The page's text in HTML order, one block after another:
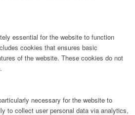
essential for the website to function
cookies that ensures basic
of the website. These cookies do not
necessary for the website to
to collect user personal data via analytics,